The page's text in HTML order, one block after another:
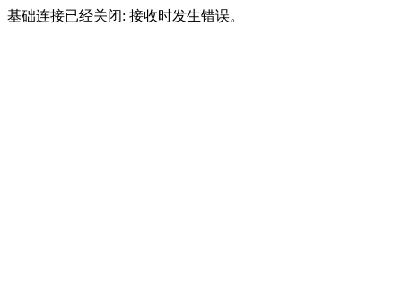
基础连接已经关闭: 接收时发生错误。